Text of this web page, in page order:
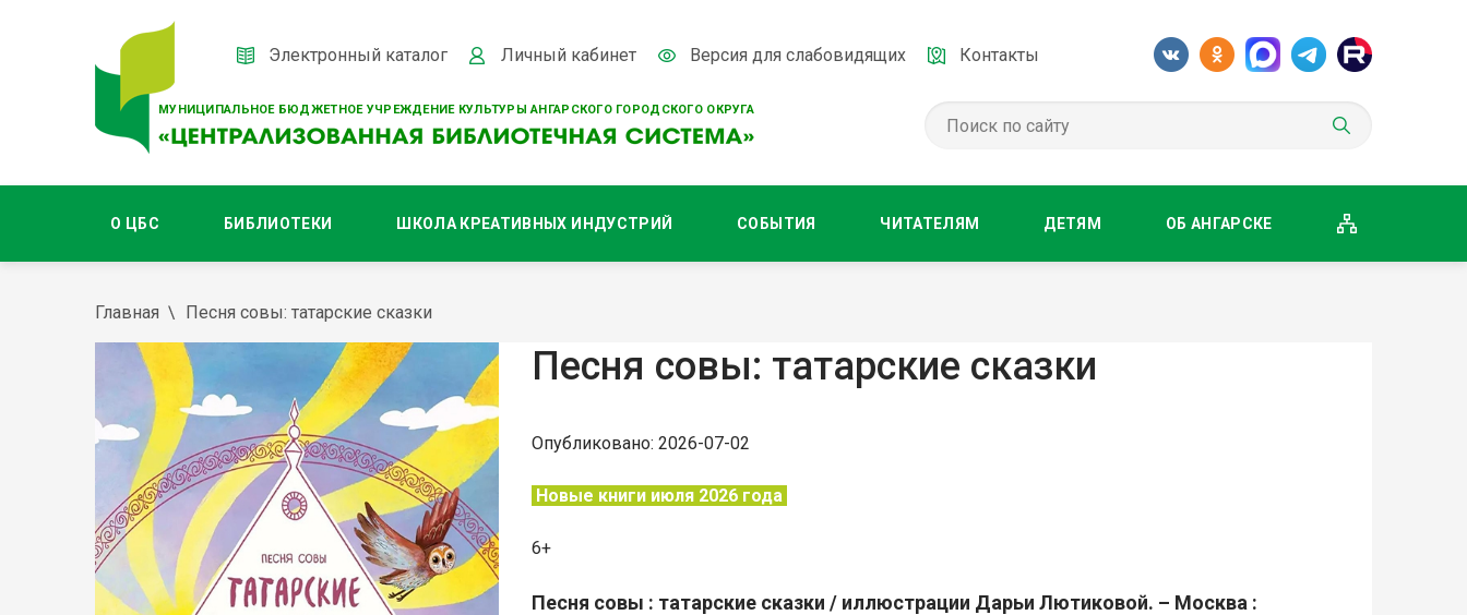
МУНИЦИПАЛЬНОЕ БЮДЖЕТНОЕ УЧРЕЖДЕНИЕ КУЛЬТУРЫ АНГАРСКОГО ГОРОДСКОГО ОКРУГА
Электронный каталог Личный кабинет Версия для слабовидящих Контакты
О ЦБС БИБЛИОТЕКИ ШКОЛА КРЕАТИВНЫХ ИНДУСТРИЙ СОБЫТИЯ ЧИТАТЕЛЯМ ДЕТЯМ ОБ АНГАРСКЕ
Главная Песня совы: татарские сказки
Песня совы: татарские сказки
Опубликовано: 2026-07-02
Новые книги июля 2026 года
6+
Песня совы : татарские сказки / иллюстрации Дарьи Лютиковой. – Москва :